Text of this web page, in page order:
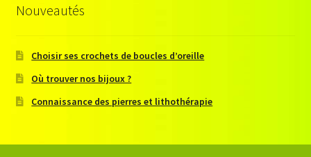
Nouveautés
Choisir ses crochets de boucles d’oreille
Où trouver nos bijoux ?
Connaissance des pierres et lithothérapie